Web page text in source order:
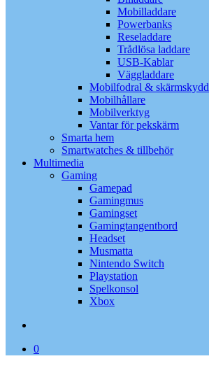
Mobilladdare
Powerbanks
Reseladdare
Trådlösa laddare
USB-Kablar
Väggladdare
Mobilfodral & skärmskydd
Mobilhållare
Mobilverktyg
Vantar för pekskärm
Smarta hem
Smartwatches & tillbehör
Multimedia
Gaming
Gamepad
Gamingmus
Gamingset
Gamingtangentbord
Headset
Musmatta
Nintendo Switch
Playstation
Spelkonsol
Xbox
0